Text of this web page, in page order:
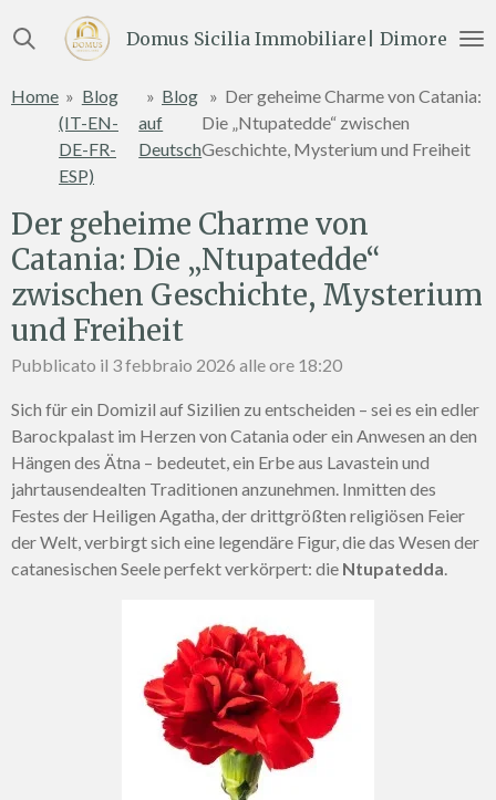
al
principale
Domus Sicilia Immobiliare| Dimore e
Home » Blog
(IT-EN-
DE-FR-
ESP)
» Blog
auf
Deutsch
» Der geheime Charme von Catania:
Die „Ntupatedde“ zwischen
Geschichte, Mysterium und Freiheit
Der geheime Charme von
Catania: Die „Ntupatedde“
zwischen Geschichte, Mysterium
und Freiheit
Pubblicato il 3 febbraio 2026 alle ore 18:20
Sich für ein Domizil auf Sizilien zu entscheiden – sei es ein edler
Barockpalast im Herzen von Catania oder ein Anwesen an den
Hängen des Ätna – bedeutet, ein Erbe aus Lavastein und
jahrtausendealten Traditionen anzunehmen. Inmitten des
Festes der Heiligen Agatha, der drittgrößten religiösen Feier
der Welt, verbirgt sich eine legendäre Figur, die das Wesen der
catanesischen Seele perfekt verkörpert: die Ntupatedda